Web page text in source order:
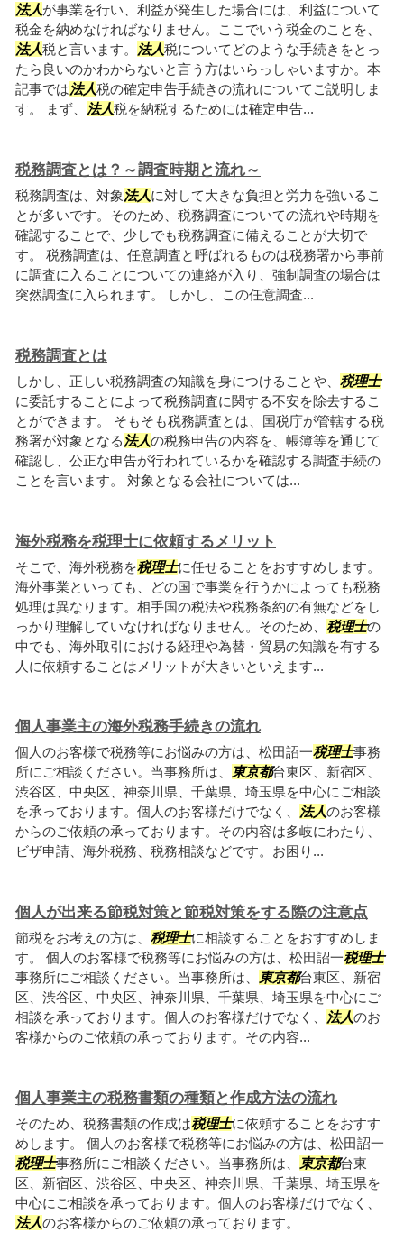
法人が事業を行い、利益が発生した場合には、利益について
税金を納めなければなりません。ここでいう税金のことを、
法人税と言います。 法人税についてどのような手続きをとっ
たら良いのかわからないと言う方はいらっしゃいますか。本
記事では法人税の確定申告手続きの流れについてご説明しま
す。 まず、
法人税を納税するためには確定申告...
税務調査とは？～調査時期と流れ～
税務調査は、対象 法人に対して大きな負担と労力を強いるこ
とが多いです。そのため、税務調査についての流れや時期を
確認することで、少しでも税務調査に備えることが大切で
す。 税務調査は、任意調査と呼ばれるものは税務署から事前
に調査に入ることについての連絡が入り、強制調査の場合は
突然調査に入られます。 しかし、この任意調査...
税務調査とは
しかし、正しい税務調査の知識を身につけることや、 税理士
に委託することによって税務調査に関する不安を除去するこ
とができます。 そもそも税務調査とは、国税庁が管轄する税
務署が対象となる 法人の税務申告の内容を、帳簿等を通じて
確認し、公正な申告が行われているかを確認する調査手続の
ことを言います。 対象となる会社については...
海外税務を税理士に依頼するメリット
そこで、海外税務を税理士に任せることをおすすめします。
海外事業といっても、どの国で事業を行うかによっても税務
処理は異なります。相手国の税法や税務条約の有無などをし
っかり理解していなければなりません。そのため、 税理士の
中でも、海外取引における経理や為替・貿易の知識を有する
人に依頼することはメリットが大きいといえます...
個人事業主の海外税務手続きの流れ
個人のお客様で税務等にお悩みの方は、松田詔一税理士事務
所にご相談ください。当事務所は、
東京都台東区、新宿区、
渋谷区、中央区、神奈川県、千葉県、埼玉県を中心にご相談
を承っております。個人のお客様だけでなく、
法人のお客様
からのご依頼の承っております。その内容は多岐にわたり、
ビザ申請、海外税務、税務相談などです。お困り...
個人が出来る節税対策と節税対策をする際の注意点
節税をお考えの方は、 税理士に相談することをおすすめしま
す。 個人のお客様で税務等にお悩みの方は、松田詔一税理士
事務所にご相談ください。当事務所は、
東京都台東区、新宿
区、渋谷区、中央区、神奈川県、千葉県、埼玉県を中心にご
相談を承っております。個人のお客様だけでなく、
法人のお
客様からのご依頼の承っております。その内容...
個人事業主の税務書類の種類と作成方法の流れ
そのため、税務書類の作成は税理士に依頼することをおすす
めします。 個人のお客様で税務等にお悩みの方は、松田詔一
税理士事務所にご相談ください。当事務所は、 東京都台東
区、新宿区、渋谷区、中央区、神奈川県、千葉県、埼玉県を
中心にご相談を承っております。個人のお客様だけでなく、
法人のお客様からのご依頼の承っております。